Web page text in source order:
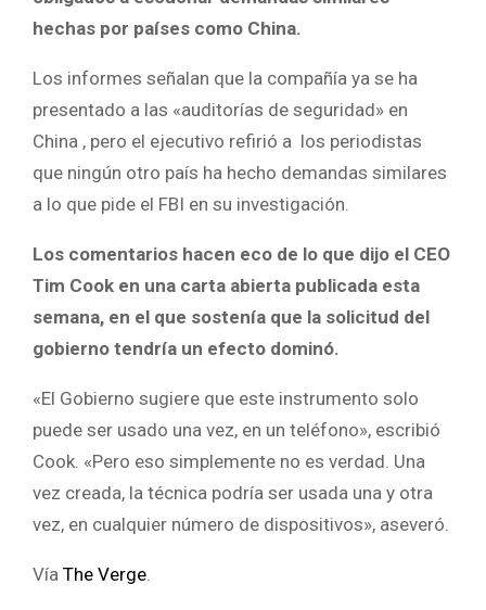
hechas por países como China.
Los informes señalan que la compañía ya se ha
presentado a las «auditorías de seguridad» en
China , pero el ejecutivo refirió a los periodistas
que ningún otro país ha hecho demandas similares
a lo que pide el FBI en su investigación.
Los comentarios hacen eco de lo que dijo el CEO
Tim Cook en una carta abierta publicada esta
semana, en el que sostenía que la solicitud del
gobierno tendría un efecto dominó.
«El Gobierno sugiere que este instrumento solo
puede ser usado una vez, en un teléfono», escribió
Cook. «Pero eso simplemente no es verdad. Una
vez creada, la técnica podría ser usada una y otra
vez, en cualquier número de dispositivos», aseveró.
Vía The Verge